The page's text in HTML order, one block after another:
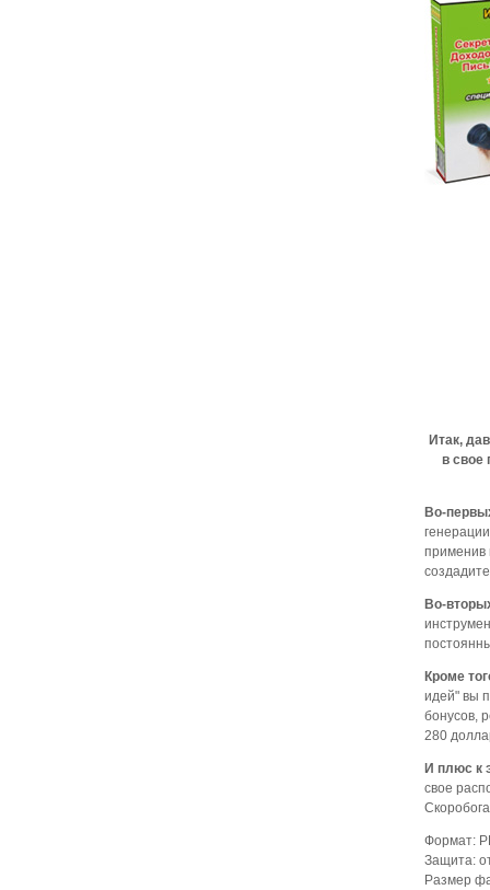
Итак,
в свое
Во-
применив
Во-
Кроме
идей" вы
бонусов,
280
И плюс к
свое
Формат:
Защита:
Размер